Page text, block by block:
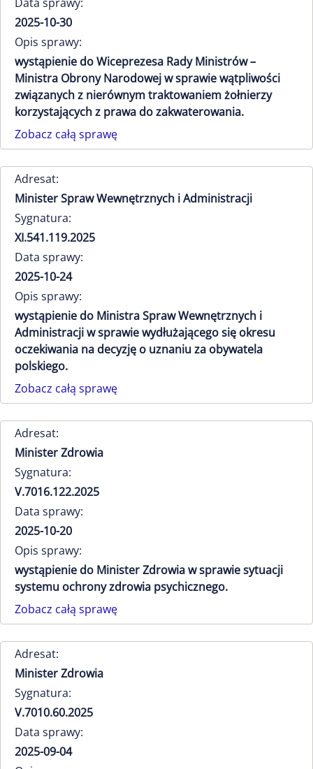
2025-10-30
Opis sprawy:
wystąpienie do Wiceprezesa Rady Ministrów –
Ministra Obrony Narodowej w sprawie wątpliwości
związanych z nierównym traktowaniem żołnierzy
korzystających z prawa do zakwaterowania.
Zobacz całą sprawę
Adresat:
Minister Spraw Wewnętrznych i Administracji
Sygnatura:
XI.541.119.2025
Data sprawy:
2025-10-24
Opis sprawy:
wystąpienie do Ministra Spraw Wewnętrznych i
Administracji w sprawie wydłużającego się okresu
oczekiwania na decyzję o uznaniu za obywatela
polskiego.
Zobacz całą sprawę
Adresat:
Minister Zdrowia
Sygnatura:
V.7016.122.2025
Data sprawy:
2025-10-20
Opis sprawy:
wystąpienie do Minister Zdrowia w sprawie sytuacji
systemu ochrony zdrowia psychicznego.
Zobacz całą sprawę
Adresat:
Minister Zdrowia
Sygnatura:
V.7010.60.2025
Data sprawy:
2025-09-04